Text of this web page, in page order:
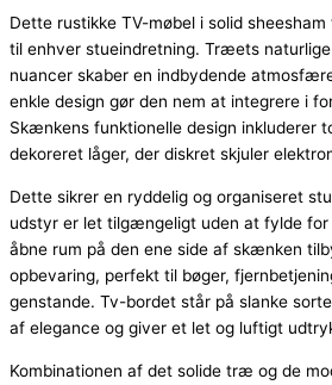
Dette rustikke TV-møbel i solid
til enhver stueindretning. Træets
nuancer skaber en indbydende
enkle design gør den nem at integrere i
Skænkens funktionelle design inkluderer
dekoreret låger, der diskret skjuler
Dette sikrer en ryddelig og organiseret
udstyr er let tilgængeligt uden at fylde
åbne rum på den ene side af skænken
opbevaring, perfekt til bøger,
genstande. Tv-bordet står på slanke
af elegance og giver et let og luftigt
Kombinationen af det solide træ og de